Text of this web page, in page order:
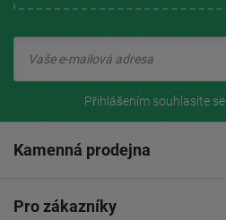
Přihlášením souhlasíte se
Kamenná prodejna
Pro zákazníky